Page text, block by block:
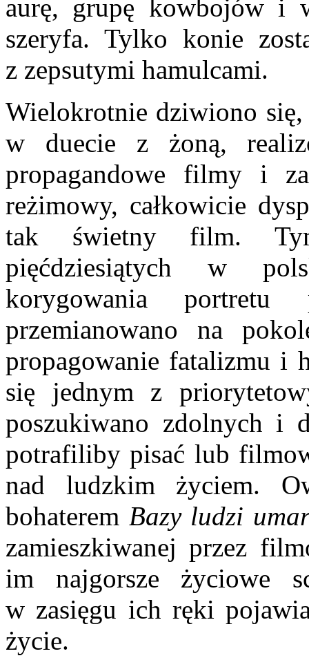
aurę, grupę kowbojów i
szeryfa. Tylko konie
z zepsutymi hamulcami.
Wielokrotnie dziwiono
w duecie z żoną,
propagandowe filmy i
reżimowy, całkowicie
tak świetny film.
pięćdziesiątych w
korygowania portretu
przemianowano na
propagowanie fatalizmu i
się jednym z
poszukiwano zdolnych i
potrafiliby pisać lub
nad ludzkim życiem.
bohaterem Bazy ludzi
zamieszkiwanej przez
im najgorsze życiowe
w zasięgu ich ręki
życie.